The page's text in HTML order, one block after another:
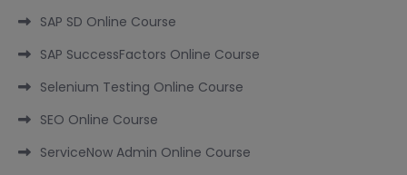
SAP SD Online Course
SAP SuccessFactors Online Course
Selenium Testing Online Course
SEO Online Course
ServiceNow Admin Online Course